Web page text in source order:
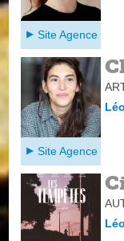
Site Agence
Site Agence